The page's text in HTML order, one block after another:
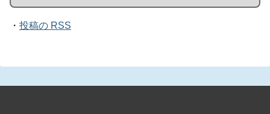
・ 投稿の RSS